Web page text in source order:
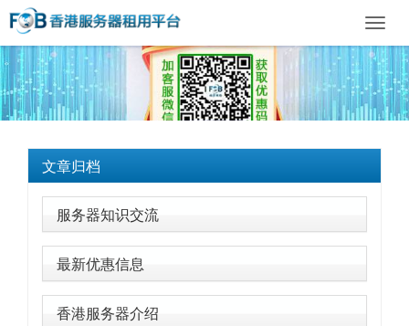
文章归档
服务器知识交流
最新优惠信息
香港服务器介绍